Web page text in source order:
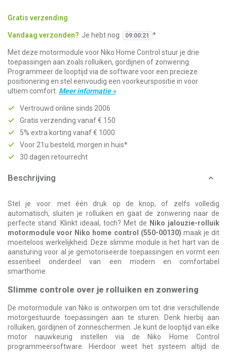
Gratis verzending
Vandaag verzonden? Je hebt nog 09:00:21 *
Met deze motormodule voor Niko Home Control stuur je drie
toepassingen aan zoals rolluiken, gordijnen of zonwering.
Programmeer de looptijd via de software voor een precieze
positionering en stel eenvoudig een voorkeurspositie in voor
ultiem comfort. Meer informatie »
Vertrouwd online sinds 2006
Gratis verzending vanaf € 150
5% extra korting vanaf € 1000
Voor 21u besteld, morgen in huis*
30 dagen retourrecht
Beschrijving
Stel je voor: met één druk op de knop, of zelfs volledig
automatisch, sluiten je rolluiken en gaat de zonwering naar de
perfecte stand. Klinkt ideaal, toch? Met de Niko jalouzie-rolluik
motormodule voor Niko home control (550-00130) maak je dit
moeiteloos werkelijkheid. Deze slimme module is het hart van de
aansturing voor al je gemotoriseerde toepassingen en vormt een
essentieel onderdeel van een modern en comfortabel
smarthome.
Slimme controle over je rolluiken en zonwering
De motormodule van Niko is ontworpen om tot drie verschillende
motorgestuurde toepassingen aan te sturen. Denk hierbij aan
rolluiken, gordijnen of zonneschermen. Je kunt de looptijd van elke
motor nauwkeurig instellen via de Niko Home Control
programmeersoftware. Hierdoor weet het systeem altijd de